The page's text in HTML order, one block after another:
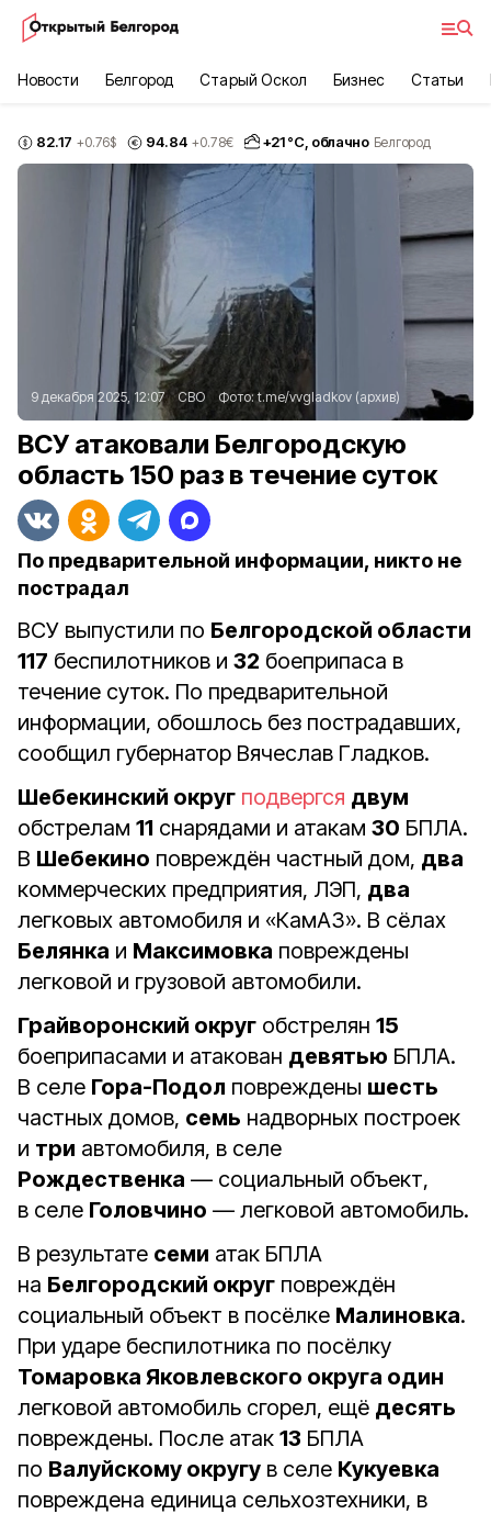
Новости Белгород Старый Оскол Бизнес Статьи
82.17 +0.76$ 94.84 +0.78€ +21°С, облачно Белгород
9 декабря 2025, 12:07 СВО Фото:t.me/vvgladkov (архив)
ВСУ атаковали Белгородскую
область 150 раз в течение суток
По предварительной информации, никто не
пострадал
ВСУ выпустили по Белгородской области
117 беспилотников и 32 боеприпаса в
течение суток. По предварительной
информации, обошлось без пострадавших,
сообщил губернатор Вячеслав Гладков.
Шебекинский округ подвергся двум
обстрелам 11 снарядами и атакам 30 БПЛА.
В Шебекино повреждён частный дом, два
коммерческих предприятия, ЛЭП, два
легковых автомобиля и «КамАЗ». В сёлах
Белянка и Максимовка повреждены
легковой и грузовой автомобили.
Грайворонский округ обстрелян 15
боеприпасами и атакован девятью БПЛА.
В селе Гора-Подол повреждены шесть
частных домов, семь надворных построек
и три автомобиля, в селе
Рождественка — социальный объект,
в селе Головчино — легковой автомобиль.
В результате семи атак БПЛА
на Белгородский округ повреждён
социальный объект в посёлке Малиновка.
При ударе беспилотника по посёлку
Томаровка Яковлевского округа один
легковой автомобиль сгорел, ещё десять
повреждены. После атак 13 БПЛА
по Валуйскому округу в селе Кукуевка
повреждена единица сельхозтехники, в